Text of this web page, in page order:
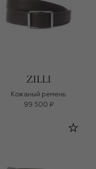
Кожаный ремень
99 500 ₽